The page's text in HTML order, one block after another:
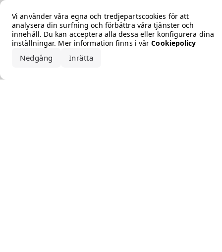
Vi använder våra egna och tredjepartscookies för att
analysera din surfning och förbättra våra tjänster och
innehåll. Du kan acceptera alla dessa eller konfigurera dina
inställningar. Mer information finns i vårCookiepolicy
Nedgång Inrätta
Error loading the brand